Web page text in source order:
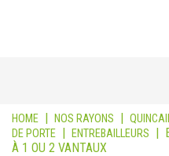
HOME | NOS RAYONS |
DE PORTE | ENTREBAILLEURS |
À 1 OU 2 VANTAUX